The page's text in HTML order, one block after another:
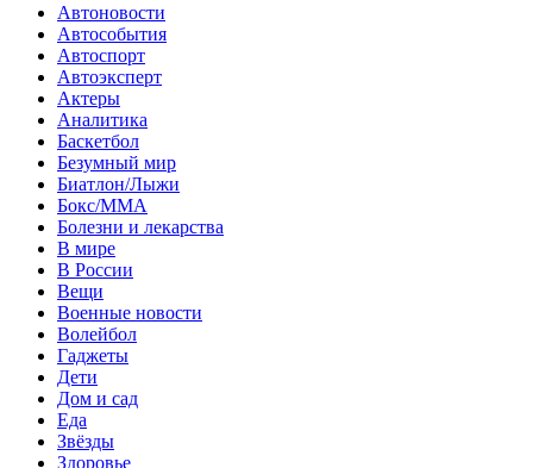
Автоновости
Автособытия
Автоспорт
Автоэксперт
Актеры
Аналитика
Баскетбол
Безумный мир
Биатлон/Лыжи
Бокс/MMA
Болезни и лекарства
В мире
В России
Вещи
Военные новости
Волейбол
Гаджеты
Дети
Дом и сад
Еда
Звёзды
Здоровье